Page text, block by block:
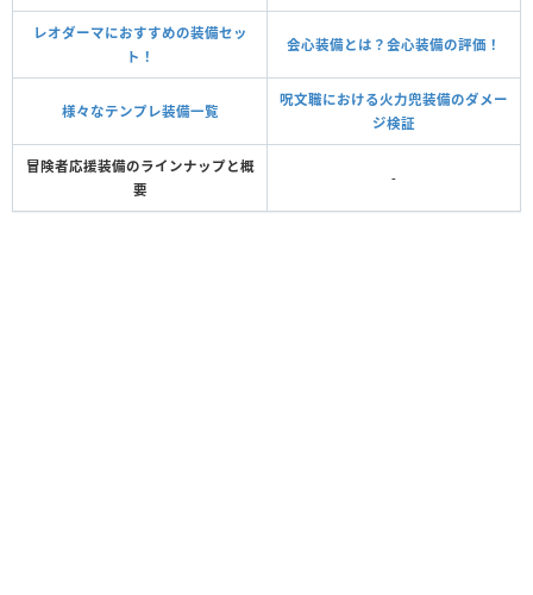
レオダーマにおすすめの装備セッ
ト！
会心装備とは？会心装備の評価！
様々なテンプレ装備一覧
呪文職における火力兜装備のダメー
ジ検証
冒険者応援装備のラインナップと概
要
-